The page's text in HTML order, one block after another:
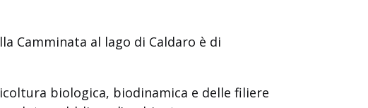
Camminata al lago di Caldaro è di
biologica, biodinamica e delle filiere